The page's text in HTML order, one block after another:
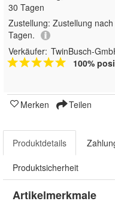
30 Tagen
Zustellung: Zustellung
Tagen.
Verkäufer: TwinBusch-
100%
Merken Teilen
Produktdetails
Produktsicherheit
Artikelmerkmale